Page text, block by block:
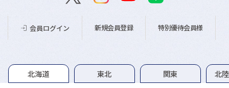
会員ログイン 新規会員登録 特別優待会員様
グループホテル一覧
北海道 東北 関東 北